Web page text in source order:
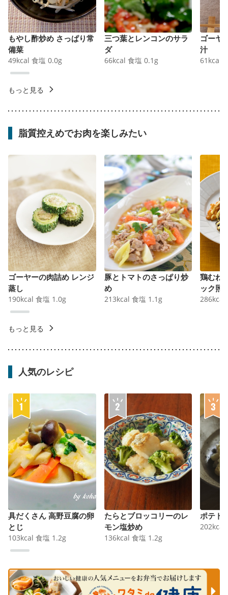
もやし酢炒め さっぱり常
備菜
49kcal 食塩 0.0g
三つ葉とレンコンのサラ
ダ
66kcal 食塩 0.1 g
ゴーヤ
汁
61 kcal
もっと見る
脂質控えめでお肉を楽しみたい
ゴーヤーの肉詰め レンジ
蒸し
190kcal 食塩 1.0g
豚とトマトのさっぱり炒
め
213kcal 食塩 1.1 g
鶏むね
ック照
286kcal
もっと見る
人気のレシピ
具だくさん 高野豆腐の卵
とじ
103kcal 食塩 1.2g
たらとブロッコリーのレ
モン塩炒め
136kcal 食塩 1.2g
ポテト
202kcal